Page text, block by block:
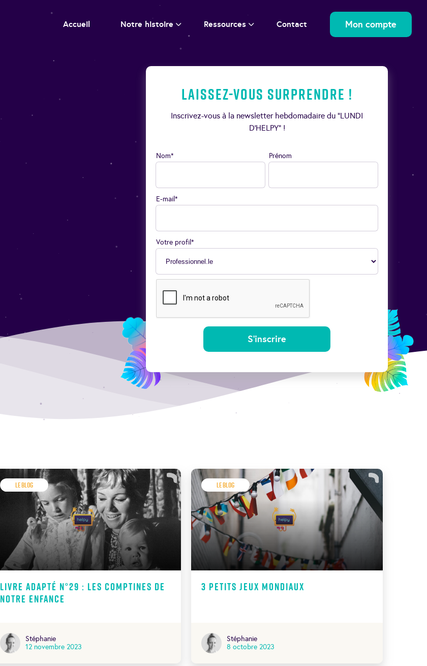
Accueil Notre histoire Ressources Contact Mon compte
Laissez-vous surprendre !
Inscrivez-vous à la newsletter hebdomadaire du “LUNDI
D’HELPY” !
Nom* Prénom
E-mail*
Votre profil*
Le Blog
Livre adapté N°29 : Les comptines de
notre enfance
Stéphanie
12 novembre 2023
Le Blog
3 petits jeux mondiaux
Stéphanie
8 octobre 2023